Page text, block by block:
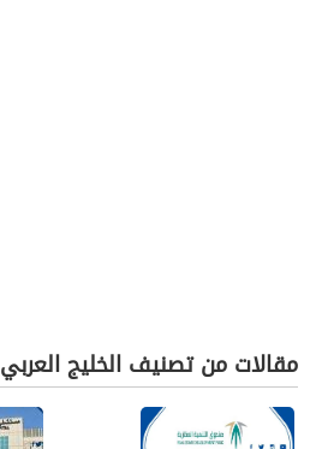
مقالات من تصنيف الخليج العربي